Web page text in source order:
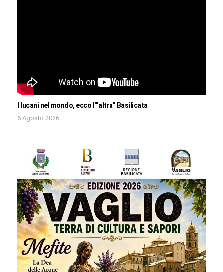
I lucani nel mondo, ecco l'”altra” Basilicata
6 Agosto 2026